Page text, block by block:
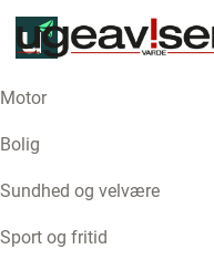
Motor
Bolig
Sundhed og velvære
Sport og fritid